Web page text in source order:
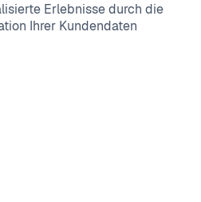
Erlebnisse durch die
Ihrer Kundendaten